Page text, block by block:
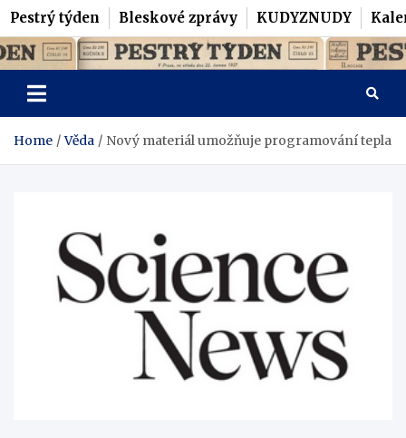
Pestrý týden Bleskové zprávy KUDYZNUDY
Skip
to
content
Pestrý Týden
Home Věda Nový materiál umožňuje programování tepla